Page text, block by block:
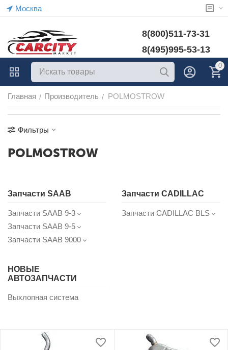
Москва
8(800)511-73-31
8(495)995-53-13
0
Главная / Производитель / POLMOSTROW
Фильтры
POLMOSTROW
Запчасти SAAB
Запчасти SAAB 9-3
Запчасти SAAB 9-5
Запчасти SAAB 9000
Запчасти CADILLAC
Запчасти CADILLAC BLS
НОВЫЕ
АВТОЗАПЧАСТИ
Выхлопная система